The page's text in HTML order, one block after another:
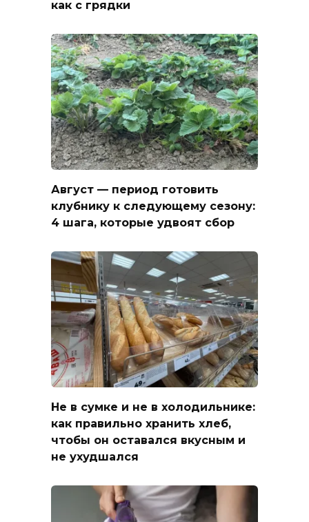
как с грядки
Август — период готовить
клубнику к следующему сезону:
4 шага, которые удвоят сбор
Не в сумке и не в холодильнике:
как правильно хранить хлеб,
чтобы он оставался вкусным и
не ухудшался